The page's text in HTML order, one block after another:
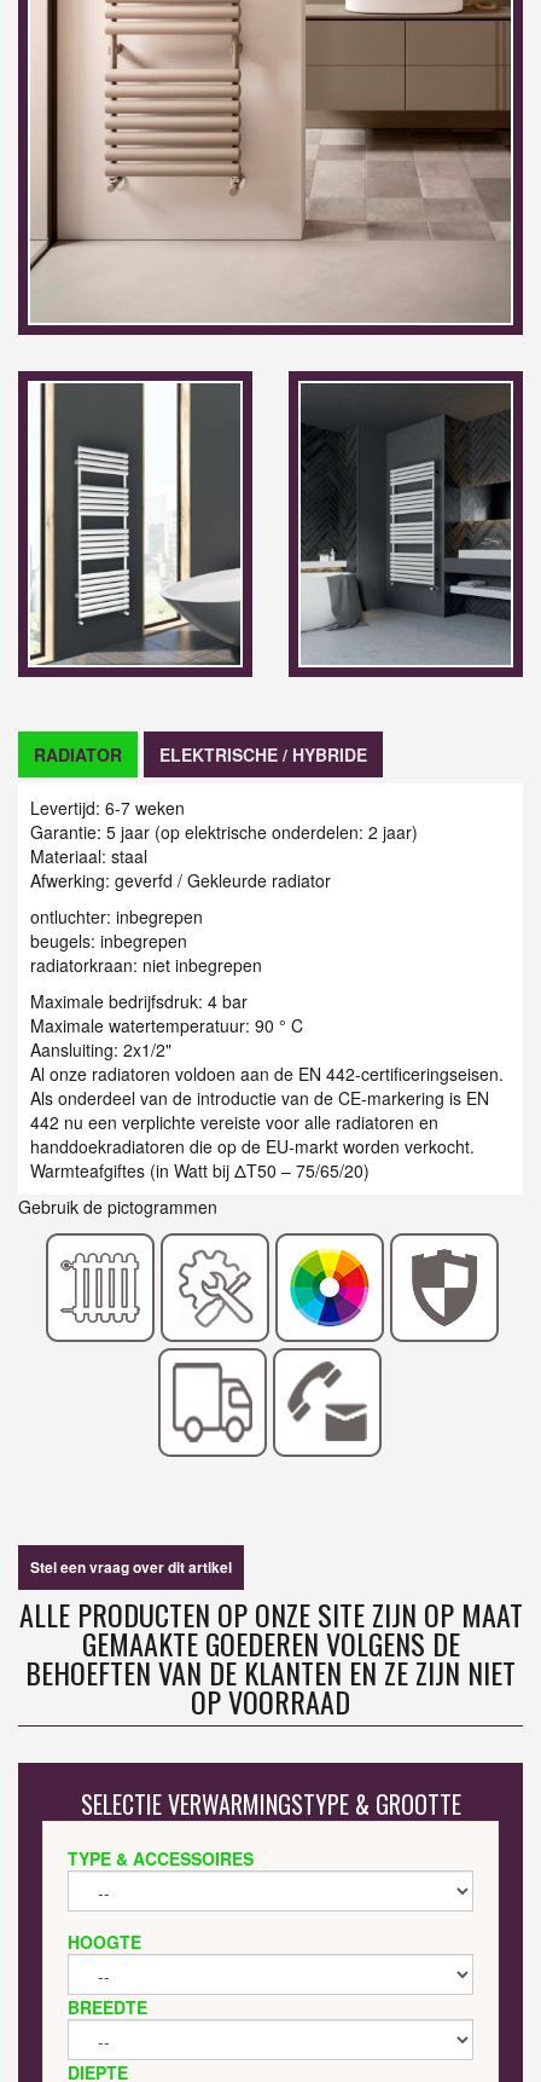
RADIATOR ELEKTRISCHE / HYBRIDE
Levertijd: 6-7 weken
Garantie: 5 jaar (op elektrische onderdelen: 2 jaar)
Materiaal: staal
Afwerking: geverfd / Gekleurde radiator
ontluchter: inbegrepen
beugels: inbegrepen
radiatorkraan: niet inbegrepen
Maximale bedrijfsdruk: 4 bar
Maximale watertemperatuur: 90 ° C
Aansluiting: 2x1/2"
Al onze radiatoren voldoen aan de EN 442-certificeringseisen.
Als onderdeel van de introductie van de CE-markering is EN
442 nu een verplichte vereiste voor alle radiatoren en
handdoekradiatoren die op de EU-markt worden verkocht.
Warmteafgiftes (in Watt bij ΔT50 – 75/65/20)
Gebruik de pictogrammen
Stel een vraag over dit artikel
ALLE PRODUCTEN OP ONZE SITE ZIJN OP MAAT
GEMAAKTE GOEDEREN VOLGENS DE
BEHOEFTEN VAN DE KLANTEN EN ZE ZIJN NIET
OP VOORRAAD
SELECTIE VERWARMINGSTYPE & GROOTTE
TYPE & ACCESSOIRES
HOOGTE
BREEDTE
DIEPTE